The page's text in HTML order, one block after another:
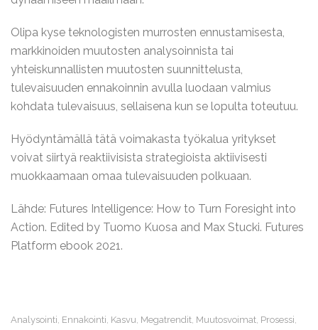
Olipa kyse teknologisten murrosten ennustamisesta,
markkinoiden muutosten analysoinnista tai
yhteiskunnallisten muutosten suunnittelusta,
tulevaisuuden ennakoinnin avulla luodaan valmius
kohdata tulevaisuus, sellaisena kun se lopulta toteutuu.
Hyödyntämällä tätä voimakasta työkalua yritykset
voivat siirtyä reaktiivisista strategioista aktiivisesti
muokkaamaan omaa tulevaisuuden polkuaan.
Lähde: Futures Intelligence: How to Turn Foresight into
Action. Edited by Tuomo Kuosa and Max Stucki. Futures
Platform ebook 2021.
Analysointi, Ennakointi, Kasvu, Megatrendit, Muutosvoimat, Prosessi,